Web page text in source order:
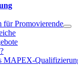
für Promovierende
MAPEX-